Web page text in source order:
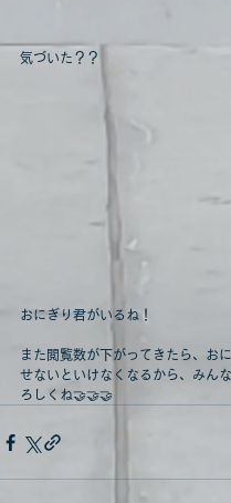
気づいた？？
おにぎり君がいるね！
また閲覧数が下がってきたら、お
せないといけなくなるから、みん
ろしくね🤝🤝🤝